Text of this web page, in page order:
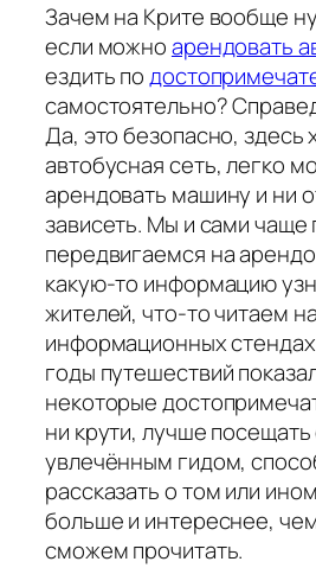
Зачем на Крите вообще
если можноарендовать
ездить по
самостоятельно?
Да, это безопасно, здесь
автобусная сеть, легко
арендовать машину и ни
зависеть. Мы и сами чаще
передвигаемся на
какую-то информацию
жителей, что-то читаем на
информационных
годы путешествий
некоторые
ни крути, лучше посещать
увлечённым гидом,
рассказать о том или
больше и интереснее,
сможем прочитать.